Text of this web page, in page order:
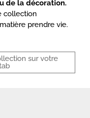
de la décoration.
collection
prendre vie.
sur votre